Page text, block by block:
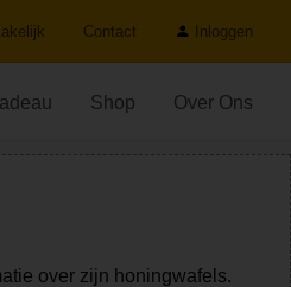
Contact Inloggen
Shop Over Ons
over zijn honingwafels.